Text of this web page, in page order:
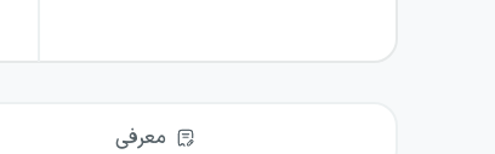
معرفی